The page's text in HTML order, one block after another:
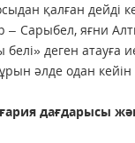
қалған дейді
Сарыбел, яғни
деген атауға
әлде одан
дағдарысы